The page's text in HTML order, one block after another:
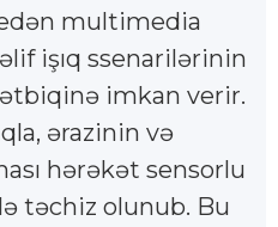
multimedia
işıq ssenarilərinin
imkan verir.
ərazinin və
hərəkət sensorlu
təchiz olunub. Bu